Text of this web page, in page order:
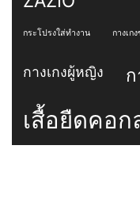
กระโปรงใส่ทำงาน กางเก
กางเกงผู้หญิง ก
เสื้อยืดคอก